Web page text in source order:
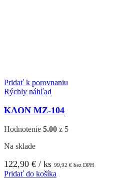
Pridať k porovnaniu
Rýchly náhľad
KAON MZ-104
Hodnotenie 5.00 z 5
Na sklade
122,90 € / ks 99,92 € bez DPH
Pridať do košíka